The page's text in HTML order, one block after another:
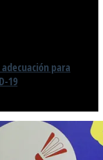
para
19